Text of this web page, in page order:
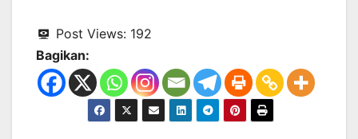
Post Views: 192
Bagikan: